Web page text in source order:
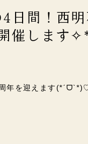
間！西明
催します
年を迎えます